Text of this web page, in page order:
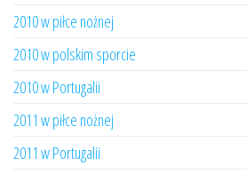
2010 w piłce nożnej
2010 w polskim sporcie
2010 w Portugalii
2011 w piłce nożnej
2011 w Portugalii